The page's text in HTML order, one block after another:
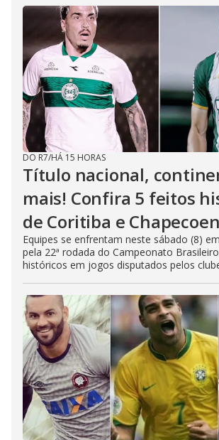
DO R7/HÁ 15 HORAS
Título nacional,
mais! Confira 5 feitos
de Coritiba e
Equipes se enfrentam neste sábado (8)
pela 22ª rodada do Campeonato
históricos em jogos disputados pelos